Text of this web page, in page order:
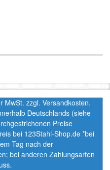
MwSt. zzgl. Versandkosten.
Deutschlands (siehe
Preise
bei 123Stahl-Shop.de *bei
Tag nach der
bei anderen Zahlungsarten